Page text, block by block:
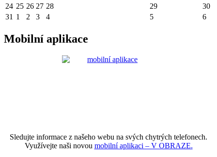
24 25 26 27 28 29
30
31 1 2 3 4 5 6
Mobilní aplikace
Sledujte informace z našeho webu na svých chytrých telefonech.
Využívejte naši novou mobilní aplikaci – V OBRAZE.